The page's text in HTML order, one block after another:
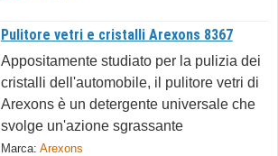
Pulitore vetri e cristalli Arexons 8367
Appositamente studiato per la pulizia dei
cristalli dell'automobile, il pulitore vetri di
Arexons è un detergente universale che
svolge un'azione sgrassante
Marca: Arexons